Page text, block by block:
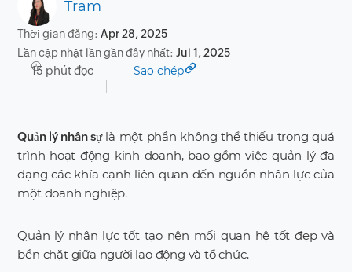
Tram
Thời gian đăng:Apr 28, 2025
Lần cập nhật lần gần đây nhất:Jul 1, 2025
15 phút đọc Sao chép
Quản lý nhân sựlà một phần không thể thiếu trong quá
trình hoạt động kinh doanh, bao gồm việc quản lý đa
dạng các khía cạnh liên quan đến nguồn nhân lực của
một doanh nghiệp.
Quản lý nhân lực tốt tạo nên mối quan hệ tốt đẹp và
bền chặt giữa người lao động và tổ chức.